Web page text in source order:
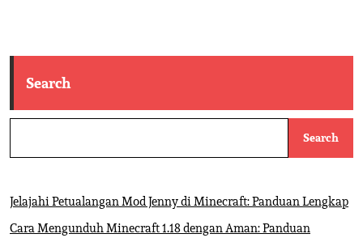
Search
Search
Jelajahi Petualangan Mod Jenny di Minecraft: Panduan Lengkap
Cara Mengunduh Minecraft 1.18 dengan Aman: Panduan